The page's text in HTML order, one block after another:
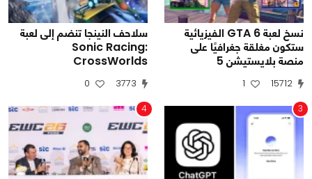
نسخ لعبة GTA 6 الفيزيائية
ستكون مغلقة جغرافيًا على
منصة بلايستيشن 5
15712
1
سلاحف النينجا تنضم إلى لعبة
Sonic Racing:
CrossWorlds
3773
0
3
4